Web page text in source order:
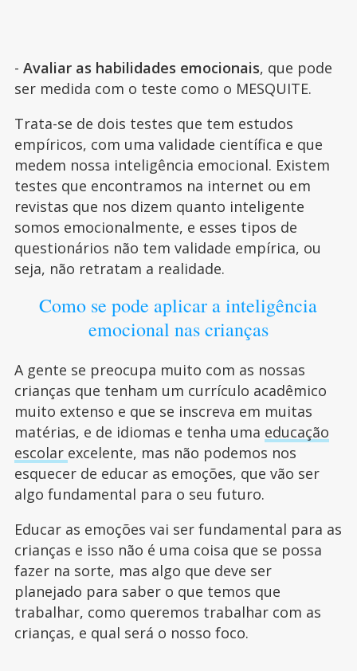
- Avaliar as habilidades emocionais, que pode
ser medida com o teste como o MESQUITE.
Trata-se de dois testes que tem estudos
empíricos, com uma validade científica e que
medem nossa inteligência emocional. Existem
testes que encontramos na internet ou em
revistas que nos dizem quanto inteligente
somos emocionalmente, e esses tipos de
questionários não tem validade empírica, ou
seja, não retratam a realidade.
Como se pode aplicar a inteligência
emocional nas crianças
A gente se preocupa muito com as nossas
crianças que tenham um currículo acadêmico
muito extenso e que se inscreva em muitas
matérias, e de idiomas e tenha uma educação
escolar excelente, mas não podemos nos
esquecer de educar as emoções, que vão ser
algo fundamental para o seu futuro.
Educar as emoções vai ser fundamental para as
crianças e isso não é uma coisa que se possa
fazer na sorte, mas algo que deve ser
planejado para saber o que temos que
trabalhar, como queremos trabalhar com as
crianças, e qual será o nosso foco.